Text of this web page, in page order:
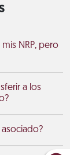
NRP, pero
a los
asociado?